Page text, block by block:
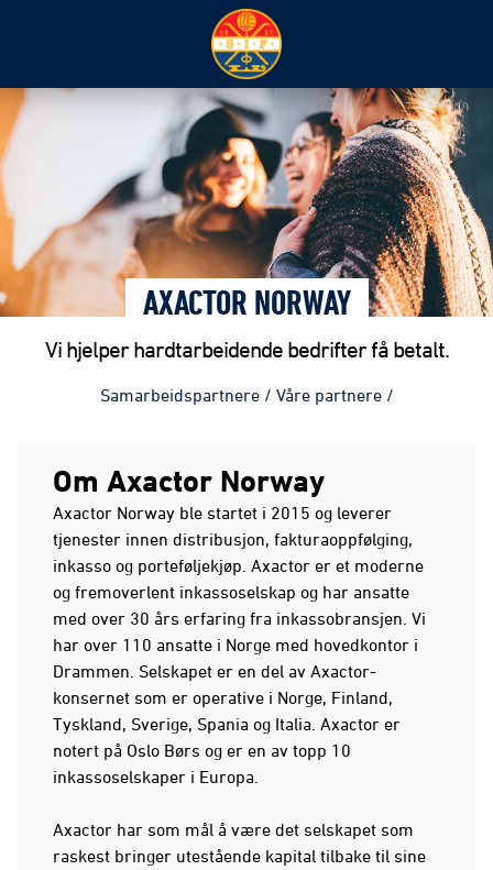
AXACTOR NORWAY
Vi hjelper hardtarbeidende bedrifter få betalt.
Samarbeidspartnere / Våre partnere /
Om Axactor Norway
Axactor Norway ble startet i 2015 og leverer
tjenester innen distribusjon, fakturaoppfølging,
inkasso og porteføljekjøp. Axactor er et moderne
og fremoverlent inkassoselskap og har ansatte
med over 30 års erfaring fra inkassobransjen. Vi
har over 110 ansatte i Norge med hovedkontor i
Drammen. Selskapet er en del av Axactor-
konsernet som er operative i Norge, Finland,
Tyskland, Sverige, Spania og Italia. Axactor er
notert på Oslo Børs og er en av topp 10
inkassoselskaper i Europa.
Axactor har som mål å være det selskapet som
raskest bringer utestående kapital tilbake til sine